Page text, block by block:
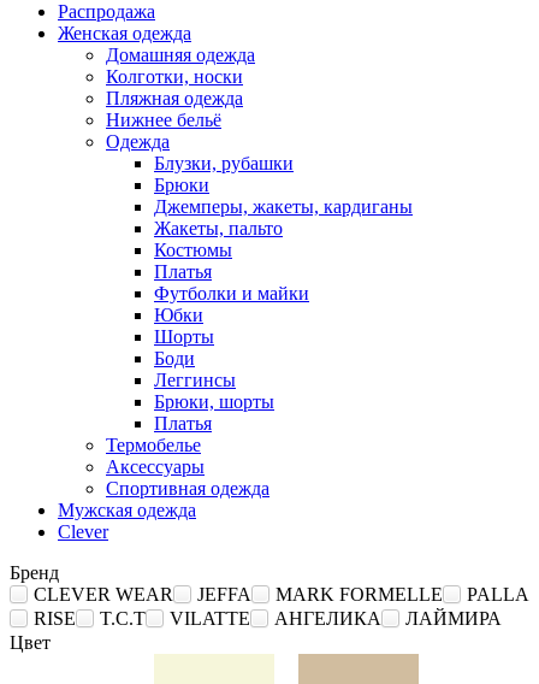
Распродажа
Женская одежда
Домашняя одежда
Колготки, носки
Пляжная одежда
Нижнее бельё
Одежда
Блузки, рубашки
Брюки
Джемперы, жакеты, кардиганы
Жакеты, пальто
Костюмы
Платья
Футболки и майки
Юбки
Шорты
Боди
Леггинсы
Брюки, шорты
Платья
Термобелье
Аксессуары
Спортивная одежда
Мужская одежда
Clever
Бренд
CLEVER WEAR
JEFFA MARK FORMELLE
PALLA
RISE
T.C.T VILATTE АНГЕЛИКА
ЛАЙМИРА
Цвет